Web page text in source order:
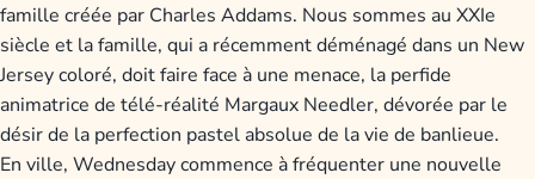
famille créée par Charles Addams. Nous sommes au XXIe
siècle et la famille, qui a récemment déménagé dans un New
Jersey coloré, doit faire face à une menace, la perfide
animatrice de télé-réalité Margaux Needler, dévorée par le
désir de la perfection pastel absolue de la vie de banlieue.
En ville, Wednesday commence à fréquenter une nouvelle